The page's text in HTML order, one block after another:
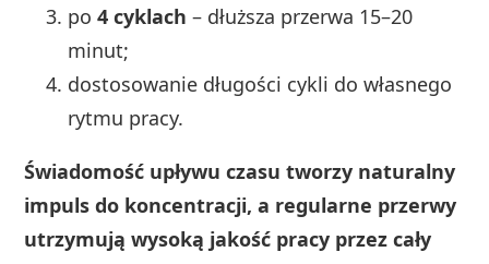
po4 cyklach – dłuższa przerwa 15–20
minut;
dostosowanie długości cykli do własnego
rytmu pracy.
Świadomość upływu czasu tworzy naturalny
impuls do koncentracji, a regularne przerwy
utrzymują wysoką jakość pracy przez cały